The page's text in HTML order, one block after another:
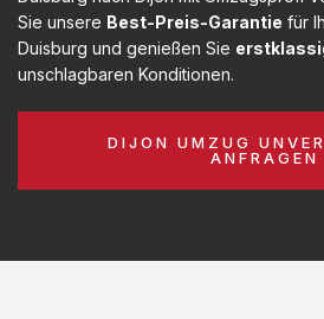
Sie unsere Best-Preis-Garantie für
Duisburg und genießen Sie
unschlagbaren Konditionen.
DIJON UMZUG
ANFRAGEN